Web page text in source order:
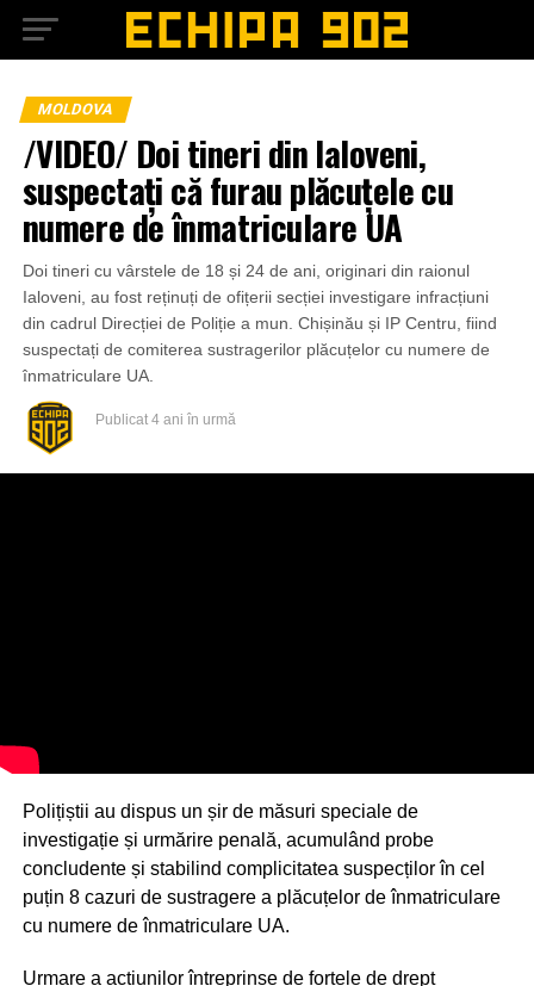
MOLDOVA
/VIDEO/ Doi tineri din Ialoveni,
suspectați că furau plăcuțele cu
numere de înmatriculare UA
Doi tineri cu vârstele de 18 și 24 de ani, originari din raionul
Ialoveni, au fost reținuți de ofițerii secției investigare infracțiuni
din cadrul Direcției de Poliție a mun. Chișinău și IP Centru, fiind
suspectați de comiterea sustragerilor plăcuțelor cu numere de
înmatriculare UA.
Publicat 4 ani în urmă
Polițiștii au dispus un șir de măsuri speciale de
investigație și urmărire penală, acumulând probe
concludente și stabilind complicitatea suspecților în cel
puțin 8 cazuri de sustragere a plăcuțelor de înmatriculare
cu numere de înmatriculare UA.
Urmare a acțiunilor întreprinse de forțele de drept